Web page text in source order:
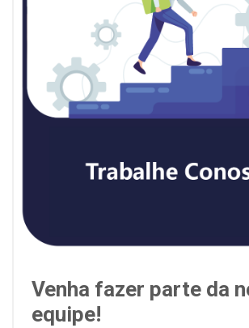
Venha fazer parte da
equipe!